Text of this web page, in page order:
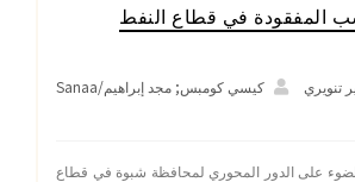
المفقودة في قطاع النفط
تنويري
كيسي كومبس; مجد إبراهيم/Sanaa
على الدور المحوري لمحافظة شبوة في قطاع